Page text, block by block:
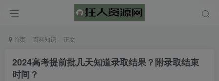
首页 百科知识 正文
2024高考提前批几天知道录取结果？附录取结束
时间？